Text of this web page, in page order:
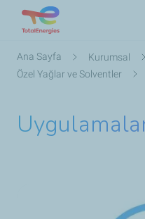
Sayfa
yolu
Ana Sayfa Kurumsal
Özel Yağlar ve Solventler